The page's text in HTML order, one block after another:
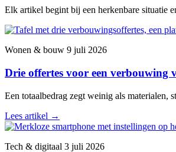
Elk artikel begint bij een herkenbare situatie
Wonen & bouw 9 juli 2026
Drie offertes voor een verbouwing
Een totaalbedrag zegt weinig als materialen,
Lees artikel →
Tech & digitaal 3 juli 2026